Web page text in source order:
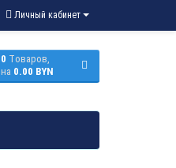
Личный кабинет
0 Tоваров,
на 0.00 BYN